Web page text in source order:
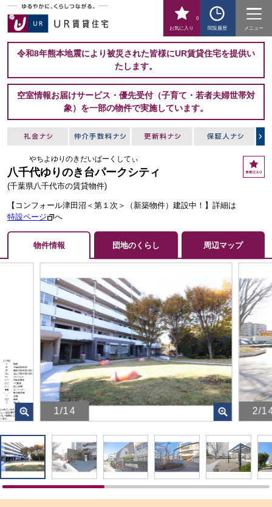
お気に入り
0
閲覧履歴
メニュー
令和8年熊本地震により被災された皆様にUR賃貸住宅を提供い
たします。
空室情報お届けサービス・優先受付（子育て・若者夫婦世帯対
象）を一部の物件で実施しています。
やちよゆりのきだいぱーくしてぃ
八千代ゆりのき台パークシティ
(千葉県八千代市の賃貸物件)
【コンフォール津田沼＜第１次＞（新築物件）建設中！】詳細は
特設ページ
へ
お
気
物件情報 団地のくらし 周辺マップ
1/14
画
像
を
ク
リ
2/
画
像
を
ク
リ